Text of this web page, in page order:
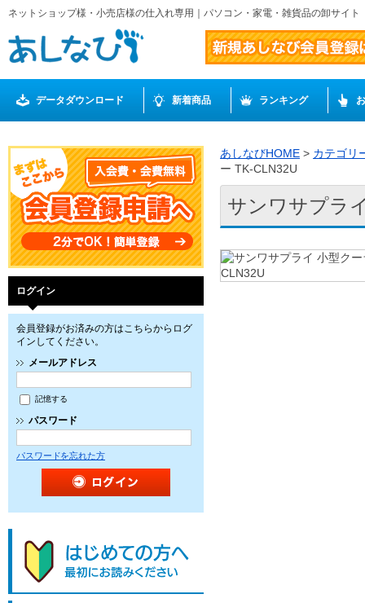
ネットショップ様・小売店様の仕入れ専用｜パソコン・家電・雑貨品の卸サイ
データダウンロード 新着商品 ランキング
ログイン
会員登録がお済みの方はこちらからログ
インしてください。
メールアドレス
記憶する
パスワード
パスワードを忘れた方
あしなびHOME > カテゴリ
ー TK-CLN32U
サンワサプラ